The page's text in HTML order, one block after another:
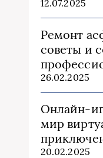
12.07.2025
Ремонт
советы и
26.02.2025
Онлайн-
мир
20.02.2025